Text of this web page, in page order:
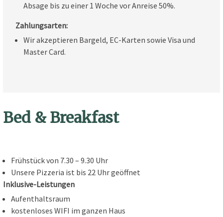
Absage bis zu einer 1 Woche vor Anreise 50%.
Zahlungsarten:
Wir akzeptieren Bargeld, EC-Karten sowie Visa und
Master Card.
Bed & Breakfast
Frühstück von 7.30 – 9.30 Uhr
Unsere Pizzeria ist bis 22 Uhr geöffnet
Inklusive-Leistungen
Aufenthaltsraum
kostenloses WIFI im ganzen Haus